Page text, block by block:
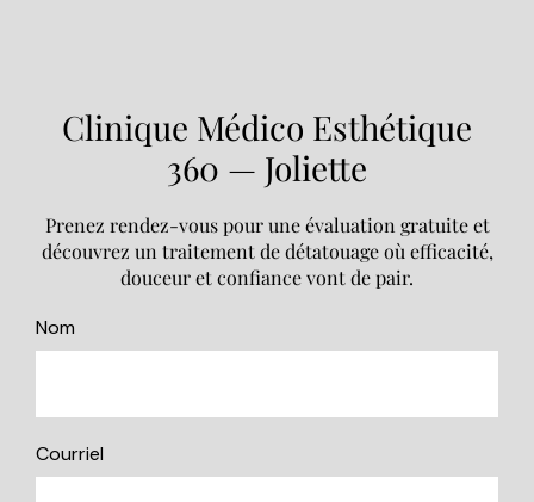
Clinique Médico Esthétique
360 — Joliette
Prenez rendez-vous pour une évaluation gratuite et
découvrez un traitement de détatouage où efficacité,
douceur et confiance vont de pair.
Nom
Courriel